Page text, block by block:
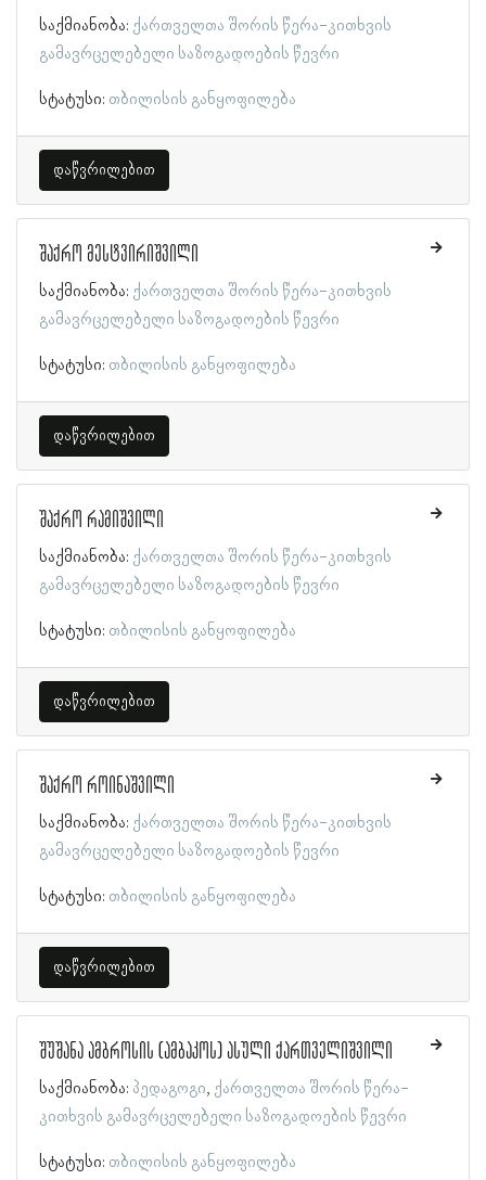
საქმიანობა: ქართველთა შორის წერა-კითხვის
გამავრცელებელი საზოგადოების წევრი
სტატუსი: თბილისის განყოფილება
დაწვრილებით
შაქრო მესტვირიშვილი
საქმიანობა: ქართველთა შორის წერა-კითხვის
გამავრცელებელი საზოგადოების წევრი
სტატუსი: თბილისის განყოფილება
დაწვრილებით
შაქრო რამიშვილი
საქმიანობა: ქართველთა შორის წერა-კითხვის
გამავრცელებელი საზოგადოების წევრი
სტატუსი: თბილისის განყოფილება
დაწვრილებით
შაქრო როინაშვილი
საქმიანობა: ქართველთა შორის წერა-კითხვის
გამავრცელებელი საზოგადოების წევრი
სტატუსი: თბილისის განყოფილება
დაწვრილებით
შუშანა ამბროსის (ამბაკოს) ასული ქართველიშვილი
საქმიანობა: პედაგოგი ქართველთა შორის წერა-
კითხვის გამავრცელებელი საზოგადოების წევრი
სტატუსი: თბილისის განყოფილება